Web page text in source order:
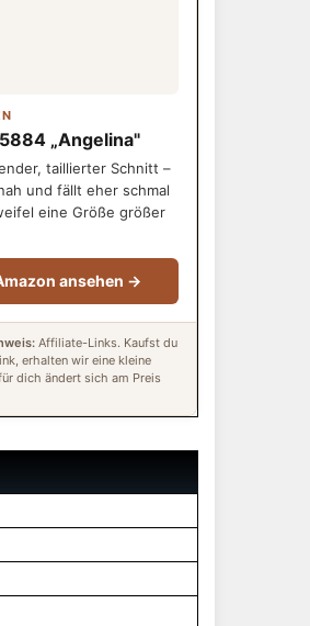
„Angelina"
taillierter Schnitt –
und fällt eher schmal
eine Größe größer
ansehen →
Affiliate-Links. Kaufst du
erhalten wir eine kleine
dich ändert sich am Preis